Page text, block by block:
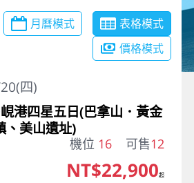
月曆模式
表格模式
價格模式
四)
峴港四星五日(巴拿山．黃金
、美山遺址)
機位 16 可售12
NT$22,900起